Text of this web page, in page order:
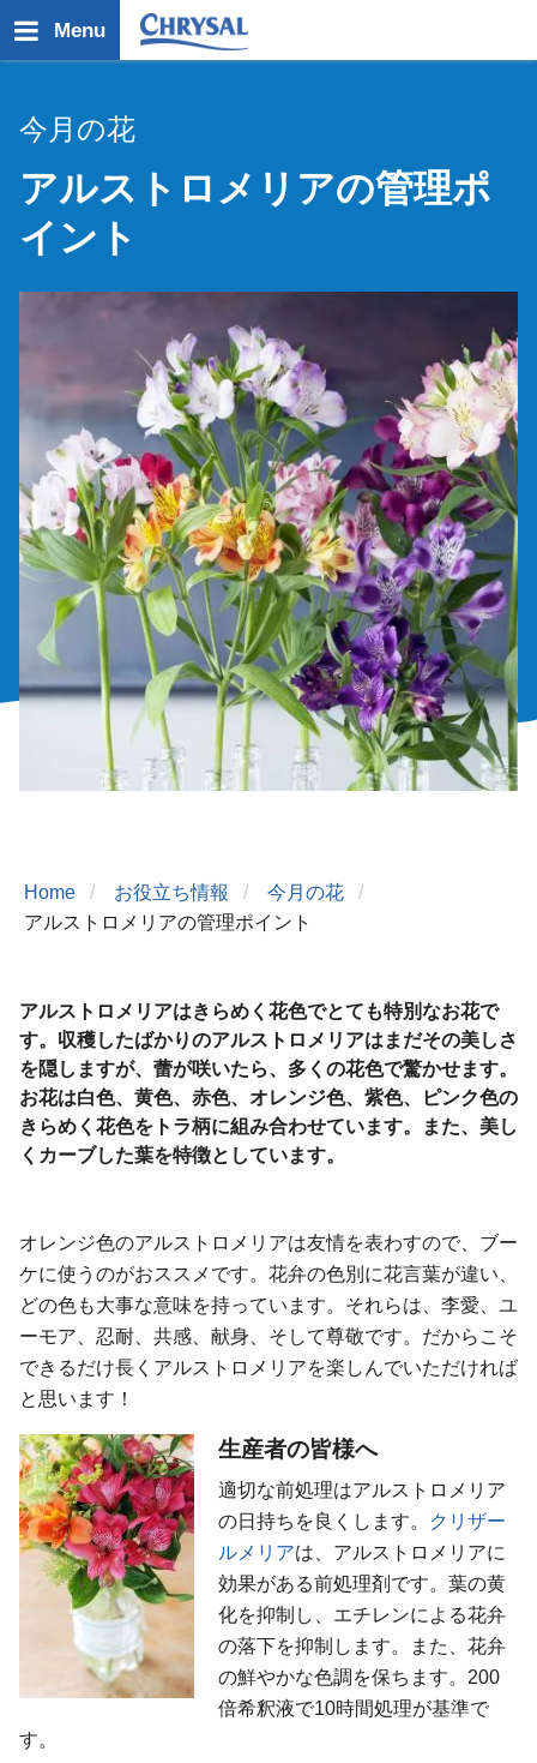
イ
Menu
今月の花
アルストロメリアの管理ポ
イント
Home お役立ち情報
今月の花
アルストロメリアの管理ポイント
アルストロメリアはきらめく花色でとても特別なお花で
す。収穫したばかりのアルストロメリアはまだその美しさ
を隠しますが、蕾が咲いたら、多くの花色で驚かせます。
お花は白色、黄色、赤色、オレンジ色、紫色、ピンク色の
きらめく花色をトラ柄に組み合わせています。また、美し
くカーブした葉を特徴としています。
オレンジ色のアルストロメリアは友情を表わすので、ブー
ケに使うのがおススメです。花弁の色別に花言葉が違い、
どの色も大事な意味を持っています。それらは、李愛、ユ
ーモア、忍耐、共感、献身、そして尊敬です。だからこそ
できるだけ長くアルストロメリアを楽しんでいただければ
と思います！
生産者の皆様へ
適切な前処理はアルストロメリア
の日持ちを良くします。
クリザー
ルメリアは、アルストロメリアに
効果がある前処理剤です。葉の黄
化を抑制し、エチレンによる花弁
の落下を抑制します。また、花弁
の鮮やかな色調を保ちます。200
倍希釈液で10時間処理が基準で
す。